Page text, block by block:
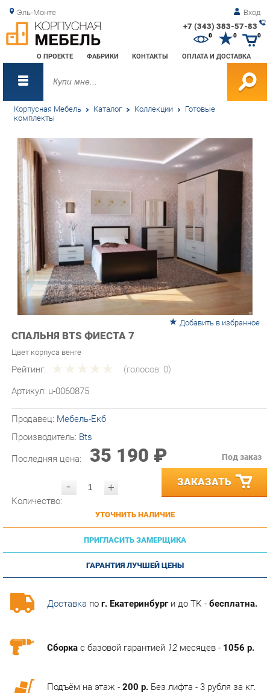
Эль-Монте Вход
+7 (343) 383-57-83
О ПРОЕКТЕ ФАБРИКИ КОНТАКТЫ ОПЛАТА И ДОСТАВКА
0 0
Корпусная Мебель Каталог Коллекции Готовые
комплекты
Добавить в избранное
Цвет корпуса венге
Рейтинг:
Артикул: u-0060875
Производитель:Bts
Последняя цена: 35 190 ₽
- ЗАКАЗАТЬ
УТОЧНИТЬ НАЛИЧИЕ
ПРИГЛАСИТЬ ЗАМЕРЩИКА
ГАРАНТИЯ ЛУЧШЕЙ ЦЕНЫ
Доставкапог. Екатеринбурги до ТК -бесплатна.